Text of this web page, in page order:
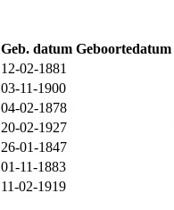
Geb. datum Geboortedatum
12-02-1881
03-11-1900
04-02-1878
20-02-1927
26-01-1847
01-11-1883
11-02-1919